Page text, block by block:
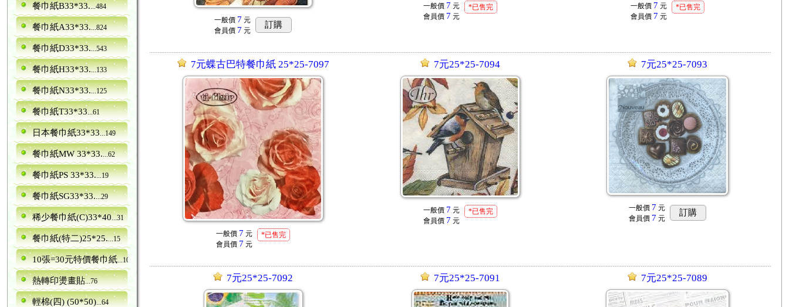
餐巾紙B33*33....484
餐巾紙A33*33....824
餐巾紙D33*33....543
餐巾紙H33*33....133
餐巾紙N33*33....125
餐巾紙T33*33...61
日本餐巾紙33*33...149
餐巾紙MW 33*33....62
餐巾紙PS 33*33....19
餐巾紙SG33*33....29
稀少餐巾紙(C)33*40...31
餐巾紙(特二)25*25....15
10張=30元特價餐巾紙...10
熱轉印燙畫貼...76
輕棉(四) (50*50)...64
一般價 7 元
會員價 7 元
訂購
一般價 7 元
會員價 7 元
*已售完 一般價 7 元
會員價 7 元
*已售完
7元蝶古巴特餐巾紙 25*25-7097
一般價 7 元
會員價 7 元
*已售完
7元25*25-7094
一般價 7 元
會員價 7 元
*已售完
7元25*25-7093
一般價 7 元
會員價 7 元
訂購
7元25*25-7092 7元25*25-7091 7元25*25-7089